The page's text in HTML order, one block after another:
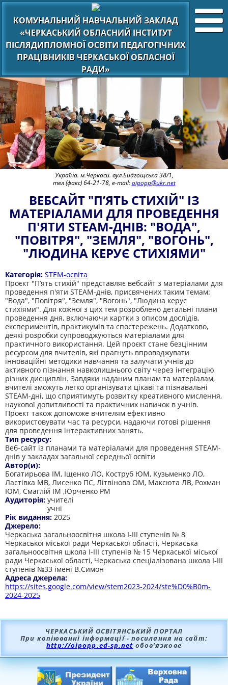
КОМУНАЛЬНИЙ НАВЧАЛЬНИЙ ЗАКЛАД
«ЧЕРКАСЬКИЙ ОБЛАСНИЙ ІНСТИТУТ
ПІСЛЯДИПЛОМНОЇ ОСВІТИ ПЕДАГОГІЧНИХ
ПРАЦІВНИКІВ ЧЕРКАСЬКОЇ ОБЛАСНОЇ
РАДИ»
Україна. м.Черкаси. вул.Бидгощська 38/1,
тел (факс) 64-21-78, e-mail:oipopp@ukr.net
ВЕБСАЙТ "П’ЯТЬ СТИХІЙ" ІЗ
МАТЕРІАЛАМИ ДЛЯ ПРОВЕДЕННЯ
П'ЯТИ STEAM-ДНІВ: "ВОДА",
"ПОВІТРЯ", "ЗЕМЛЯ", "ВОГОНЬ",
"ЛЮДИНА КЕРУЄ СТИХІЯМИ"
Категорія: STEM-освіта
Проєкт "П’ять стихій" представляє вебсайт з матеріалами для
проведення п'яти STEAM-днів, присвячених таким темам:
"Вода", "Повітря", "Земля", "Вогонь", "Людина керує
стихіями". Для кожної з цих тем розроблено детальні плани
проведення дня, включаючи картки з описом дослідів,
експериментів, практикумів та спостережень. Додатково,
деякі розробки супроводжуються матеріалами для
практичного використання. Цей проєкт стане безцінним
ресурсом для вчителів, які прагнуть впроваджувати
інноваційні методики навчання та залучати учнів до
активного пізнання навколишнього світу через інтеграцію
різних дисциплін. Завдяки наданим планам та матеріалам,
вчителі зможуть легко організувати цікаві та пізнавальні
STEAM-дні, що сприятимуть розвитку креативного мислення,
наукової допитливості та практичних навичок в учнів.
Проєкт також допоможе вчителям ефективно
використовувати час та ресурси, надаючи готові рішення
для проведення інтерактивних занять.
Тип ресурсу:
Веб-сайт із планами та матеріалами для проведення STEAM-
днів у закладах загальної середньої освіти
Автор(и):
Богатирьова ІМ, Іщенко ЛО, Коструб ЮМ, Кузьменко ЛО,
Ластівка МВ, Лисенко ПС, Літвінова ОМ, Максюта ЛВ, Рохман
ЮМ, Смаглій ІМ ,Юрченко РМ
Аудиторія: учителі
учні
Рік видання: 2025
Джерело:
Черкаська загальноосвітня школа І-ІІІ ступенів № 8
Черкаської міської ради Черкаської області, Черкаська
загальноосвітня школа І-ІІІ ступенів № 15 Черкаської міської
ради Черкаської області, Черкаська спеціалізована школа І-ІІІ
ступенів №33 імені В.Симон
Адреса джерела:
https://sites.google.com/view/stem2023-2024/ste%D0%B0m-
2024-2025
ЧЕРКАСЬКИЙ ОСВІТЯНСЬКИЙ ПОРТАЛ
При копіюванні інформації - посилання на сайт:
http://oipopp.ed-sp.net обов’язкове